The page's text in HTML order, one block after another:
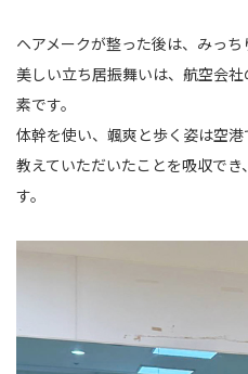
ヘアメークが整った後は、みっち
美しい立ち居振舞いは、航空会
素です。
体幹を使い、颯爽と歩く姿は空港
教えていただいたことを吸収で
す。